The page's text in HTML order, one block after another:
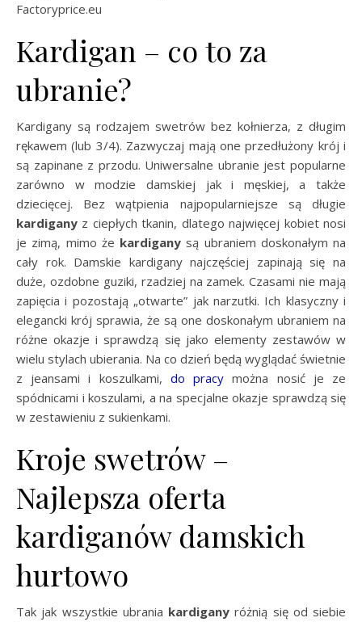
Factoryprice.eu
Kardigan – co to za
ubranie?
Kardigany są rodzajem swetrów bez kołnierza, z długim
rękawem (lub 3/4). Zazwyczaj mają one przedłużony krój i
są zapinane z przodu. Uniwersalne ubranie jest popularne
zarówno w modzie damskiej jak i męskiej, a także
dziecięcej. Bez wątpienia najpopularniejsze są długie
kardigany z ciepłych tkanin, dlatego najwięcej kobiet nosi
je zimą, mimo że kardigany są ubraniem doskonałym na
cały rok. Damskie kardigany najczęściej zapinają się na
duże, ozdobne guziki, rzadziej na zamek. Czasami nie mają
zapięcia i pozostają „otwarte” jak narzutki. Ich klasyczny i
elegancki krój sprawia, że są one doskonałym ubraniem na
różne okazje i sprawdzą się jako elementy zestawów w
wielu stylach ubierania. Na co dzień będą wyglądać świetnie
z jeansami i koszulkami, do pracy można nosić je ze
spódnicami i koszulami, a na specjalne okazje sprawdzą się
w zestawieniu z sukienkami.
Kroje swetrów –
Najlepsza oferta
kardiganów damskich
hurtowo
Tak jak wszystkie ubrania kardiganyróżnią się od siebie